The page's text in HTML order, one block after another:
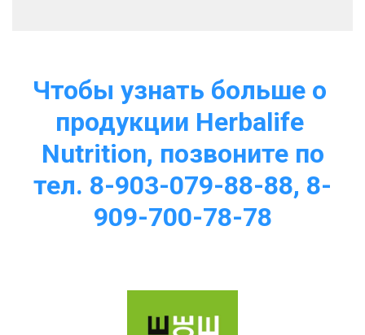
Чтобы узнать больше о
продукции Herbalife
Nutrition, позвоните по
тел. 8-903-079-88-88, 8-
909-700-78-78